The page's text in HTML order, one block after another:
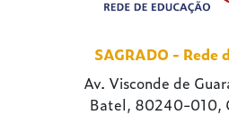
SAGRADO - Rede
Av. Visconde de
Batel, 80240-010,